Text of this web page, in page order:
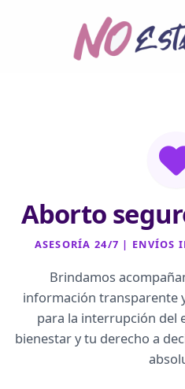
Aborto
ASESORÍA 24/7 | ENVÍOS
Brindamos
información transparente
para la interrupción del
bienestar y tu derecho a